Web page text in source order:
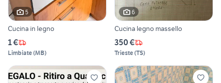
5
Cucina in legno
1 €
Limbiate(MB)
6
Cucina legno massello
350 €
Trieste(TS)